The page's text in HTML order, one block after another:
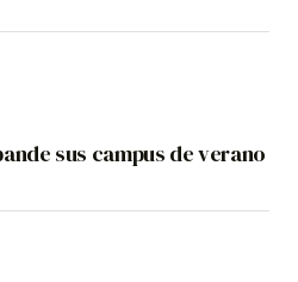
sus campus de verano